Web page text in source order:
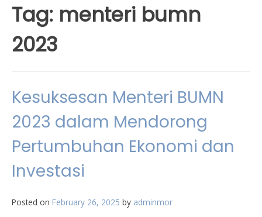
Tag: menteri bumn
2023
Kesuksesan Menteri BUMN
2023 dalam Mendorong
Pertumbuhan Ekonomi dan
Investasi
Posted on February 26, 2025 by adminmor